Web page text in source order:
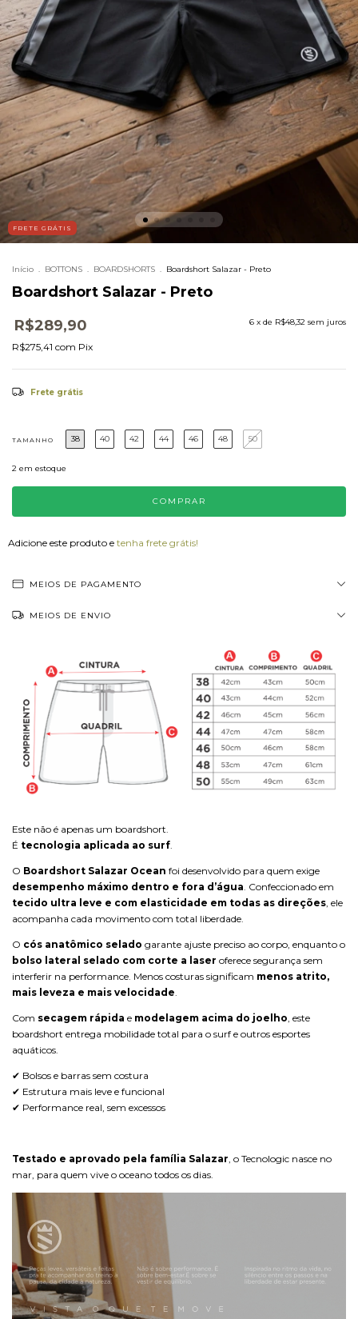
FRETE GRÁTIS
Início . BOTTONS . BOARDSHORTS . Boardshort Salazar - Preto
Boardshort Salazar - Preto
R$289,90
6 x de R$48,32 sem juros
R$275,41 com Pix
Frete grátis
TAMANHO 38 40 42 44 46 48 50
2 em estoque
Adicione este produto e tenha frete grátis!
MEIOS DE PAGAMENTO
MEIOS DE ENVIO
Este não é apenas um boardshort.
É tecnologia aplicada ao surf.
O Boardshort Salazar Ocean foi desenvolvido para quem exige
desempenho máximo dentro e fora d’água. Confeccionado em
tecido ultra leve e com elasticidade em todas as direções, ele
acompanha cada movimento com total liberdade.
O cós anatômico selado garante ajuste preciso ao corpo, enquanto o
bolso lateral selado com corte a laser oferece segurança sem
interferir na performance. Menos costuras significam menos atrito,
mais leveza e mais velocidade.
Com secagem rápida e modelagem acima do joelho, este
boardshort entrega mobilidade total para o surf e outros esportes
aquáticos.
✔ Bolsos e barras sem costura
✔ Estrutura mais leve e funcional
✔ Performance real, sem excessos
Testado e aprovado pela família Salazar, o Tecnologic nasce no
mar, para quem vive o oceano todos os dias.